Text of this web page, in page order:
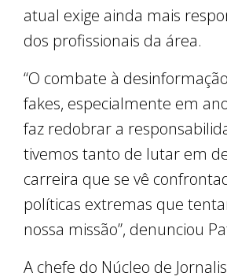
atual exige ainda mais
dos profissionais da área.
“O combate à
fakes, especialmente em
faz redobrar a
tivemos tanto de lutar em
carreira que se vê
políticas extremas que
nossa missão”, denunciou
A chefe do Núcleo de